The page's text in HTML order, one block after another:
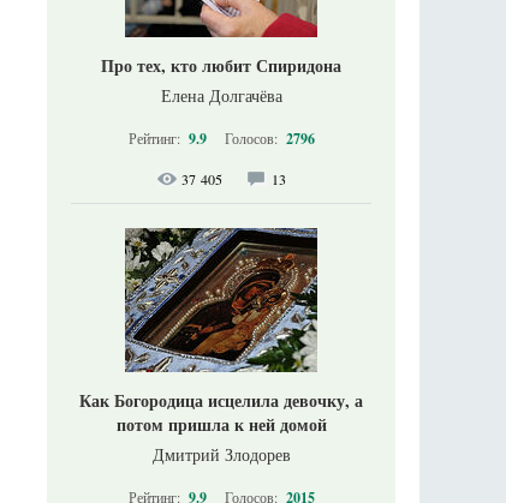
Про тех, кто любит Спиридона
Елена Долгачёва
Рейтинг: 9.9 Голосов: 2796
37 405 13
Как Богородица исцелила девочку, а
потом пришла к ней домой
Дмитрий Злодорев
Рейтинг: 9.9 Голосов: 2015